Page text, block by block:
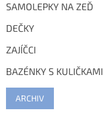
SAMOLEPKY NA ZEĎ
DEČKY
ZAJÍČCI
BAZÉNKY S KULIČKAMI
ARCHIV